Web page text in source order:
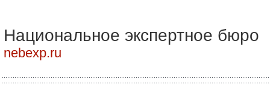
Национальное экспертное бюро
nebexp.ru